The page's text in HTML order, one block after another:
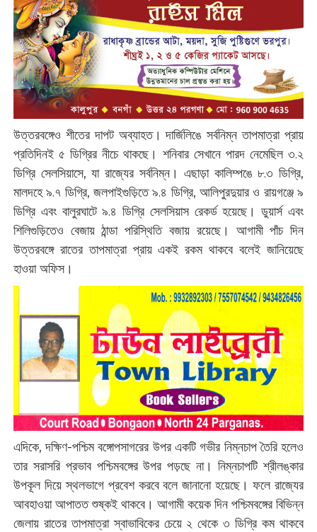
উত্তরবঙ্গেও শীতের দাপট অব্যাহত। দার্জিলিঙে সর্বনিম্ন তাপমাত্রা প্রায়
প্রতিদিনই ৫ ডিগ্রির নীচে থাকছে। শনিবার সেখানে পারদ নেমেছিল ৩.২
ডিগ্রি সেলসিয়াসে, যা রাজ্যের সর্বনিম্ন। এছাড়া কালিম্পঙে ৮.৩ ডিগ্রি,
মালদহে ৯.৭ ডিগ্রি, জলপাইগুড়িতে ৯.৪ ডিগ্রি, আলিপুরদুয়ার ও রায়গঞ্জে ৯
ডিগ্রি এবং বালুরঘাটে ৯.৪ ডিগ্রি সেলসিয়াস রেকর্ড হয়েছে। ডুয়ার্স এবং
শিলিগুড়িতেও বেজায় ঠান্ডা পরিস্থিতি বজায় রয়েছে। আগামী পাঁচ দিন
উত্তরবঙ্গে রাতের তাপমাত্রা প্রায় একই রকম থাকবে বলেই জানিয়েছে
হাওয়া অফিস।
এদিকে, দক্ষিণ-পশ্চিম বঙ্গোপসাগরের উপর একটি গভীর নিম্নচাপ তৈরি হলেও
তার সরাসরি প্রভাব পশ্চিমবঙ্গের উপর পড়ছে না। নিম্নচাপটি শ্রীলঙ্কার
উপকূল দিয়ে স্থলভাগে প্রবেশ করবে বলে জানানো হয়েছে। ফলে রাজ্যের
আবহাওয়া আপাতত শুষ্কই থাকবে। আগামী কয়েক দিন পশ্চিমবঙ্গের বিভিন্ন
জেলায় রাতের তাপমাত্রা স্বাভাবিকের চেয়ে ২ থেকে ৩ ডিগ্রি কম থাকবে